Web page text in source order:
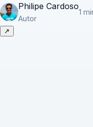
Philipe Cardoso
Autor
1
↗